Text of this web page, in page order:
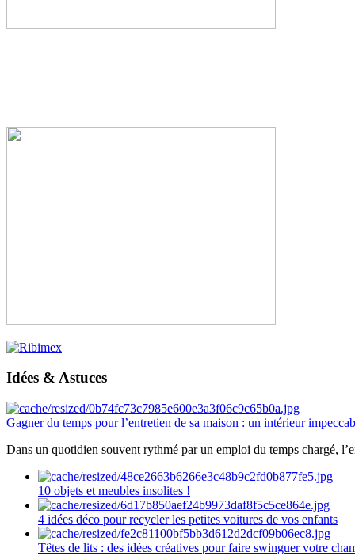
Idées & Astuces
Gagner du temps pour l’entretien de sa maison : un intérieur
Dans un quotidien souvent rythmé par un emploi du temps chargé,
10 objets et meubles insolites !
4 idées déco pour recycler les petites voitures de vos enfants
Têtes de lits : des idées créatives pour faire swinguer votre